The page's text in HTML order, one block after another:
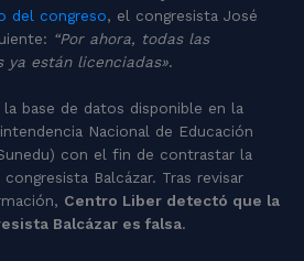
del congreso, el congresista José
“Por ahora, todas las
ya están licenciadas».
base de datos disponible en la
Nacional de Educación
con el fin de contrastar la
Balcázar. Tras revisar
Centro Liber detectó que la
Balcázar es falsa.